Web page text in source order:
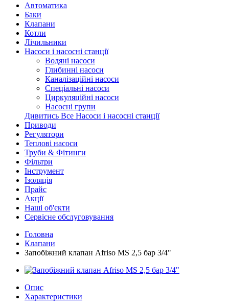
Автоматика
Баки
Клапани
Котли
Лічильники
Насоси і насосні станції
Водяні насоси
Глибинні насоси
Каналізаційні насоси
Спеціальні насоси
Циркуляційні насоси
Насосні групи
Дивитись Все Насоси і насосні станції
Приводи
Регулятори
Теплові насоси
Труби & Фітинги
Фільтри
Інструмент
Ізоляція
Прайс
Акції
Наші об'єкти
Сервісне обслуговування
Головна
Клапани
Запобіжний клапан Afriso MS 2,5 бар 3/4"
Опис
Характеристики